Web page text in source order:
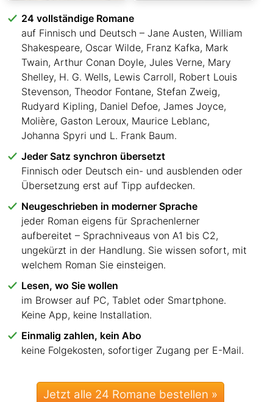
24 vollständige Romane
auf Finnisch und Deutsch – Jane Austen, William
Shakespeare, Oscar Wilde, Franz Kafka, Mark
Twain, Arthur Conan Doyle, Jules Verne, Mary
Shelley, H. G. Wells, Lewis Carroll, Robert Louis
Stevenson, Theodor Fontane, Stefan Zweig,
Rudyard Kipling, Daniel Defoe, James Joyce,
Molière, Gaston Leroux, Maurice Leblanc,
Johanna Spyri und L. Frank Baum.
Jeder Satz synchron übersetzt
Finnisch oder Deutsch ein- und ausblenden oder
Übersetzung erst auf Tipp aufdecken.
Neugeschrieben in moderner Sprache
jeder Roman eigens für Sprachenlerner
aufbereitet – Sprachniveaus von A1 bis C2,
ungekürzt in der Handlung. Sie wissen sofort, mit
welchem Roman Sie einsteigen.
Lesen, wo Sie wollen
im Browser auf PC, Tablet oder Smartphone.
Keine App, keine Installation.
Einmalig zahlen, kein Abo
keine Folgekosten, sofortiger Zugang per E-Mail.
Jetzt alle 24 Romane bestellen »